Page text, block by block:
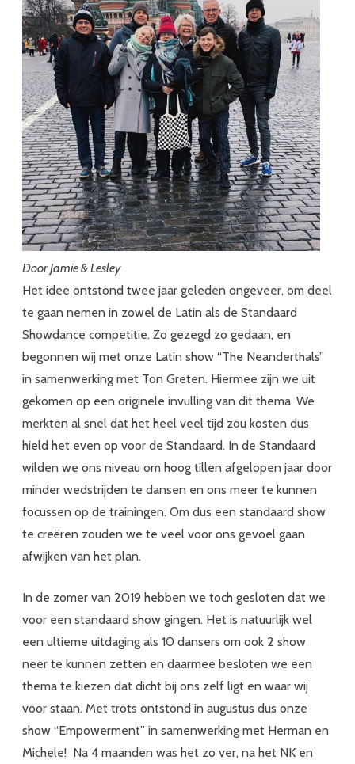
danser
Door Jamie & Lesley
Het idee ontstond twee jaar geleden ongeveer, om deel
te gaan nemen in zowel de Latin als de Standaard
Showdance competitie. Zo gezegd zo gedaan, en
begonnen wij met onze Latin show “The Neanderthals”
in samenwerking met Ton Greten. Hiermee zijn we uit
gekomen op een originele invulling van dit thema. We
merkten al snel dat het heel veel tijd zou kosten dus
hield het even op voor de Standaard. In de Standaard
wilden we ons niveau om hoog tillen afgelopen jaar door
minder wedstrijden te dansen en ons meer te kunnen
focussen op de trainingen. Om dus een standaard show
te creëren zouden we te veel voor ons gevoel gaan
afwijken van het plan.
In de zomer van 2019 hebben we toch gesloten dat we
voor een standaard show gingen. Het is natuurlijk wel
een ultieme uitdaging als 10 dansers om ook 2 show
neer te kunnen zetten en daarmee besloten we een
thema te kiezen dat dicht bij ons zelf ligt en waar wij
voor staan. Met trots ontstond in augustus dus onze
show “Empowerment” in samenwerking met Herman en
Michele! Na 4 maanden was het zo ver, na het NK en